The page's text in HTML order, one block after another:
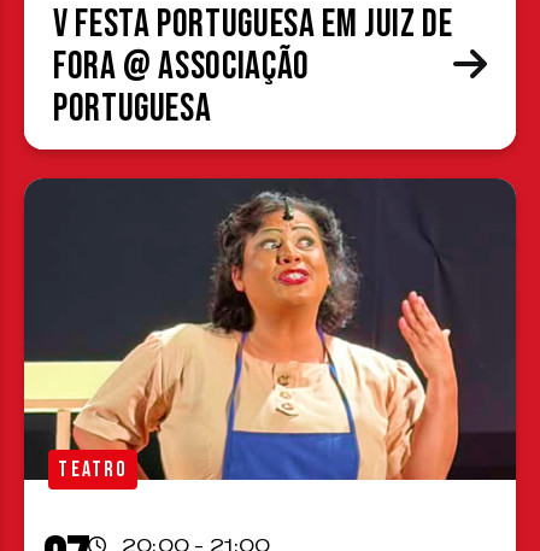
V Festa Portuguesa em Juiz de
Fora @ Associação
Portuguesa
TEATRO